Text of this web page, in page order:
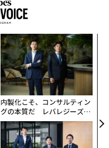
内製化こそ、コンサルティン
グの本質だ レバレジーズが
実践する、次世代ファームの
全貌